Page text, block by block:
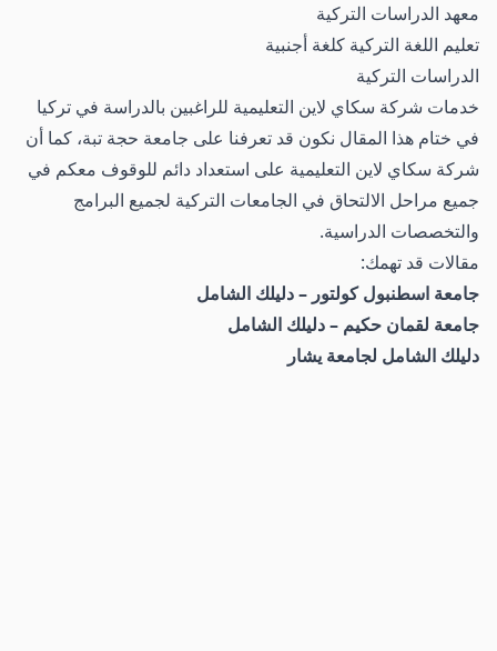
معهد الدراسات التركية
تعليم اللغة التركية كلغة أجنبية
الدراسات التركية
خدمات شركة سكاي لاين التعليمية للراغبين بالدراسة في تركيا
في ختام هذا المقال نكون قد تعرفنا على جامعة حجة تبة، كما أن
شركة سكاي لاين التعليمية على استعداد دائم للوقوف معكم في
جميع مراحل الالتحاق في الجامعات التركية لجميع البرامج
والتخصصات الدراسية.
مقالات قد تهمك:
جامعة اسطنبول كولتور – دليلك الشامل
جامعة لقمان حكيم – دليلك الشامل
دليلك الشامل لجامعة يشار